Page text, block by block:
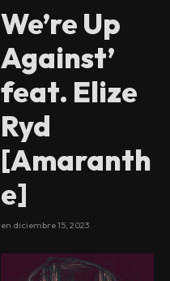
We’re Up
Against’
feat. Elize
Ryd
[Amaranth
e]
en diciembre 15, 2023